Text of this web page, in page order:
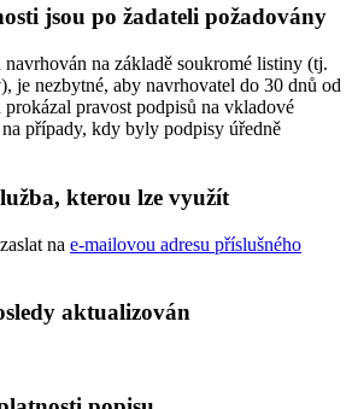
jsou po žadateli požadovány
na základě soukromé listiny (tj.
je nezbytné, aby navrhovatel do 30 dnů od
pravost podpisů na vkladové
případy, kdy byly podpisy úředně
kterou lze využít
na e-mailovou adresu příslušného
aktualizován